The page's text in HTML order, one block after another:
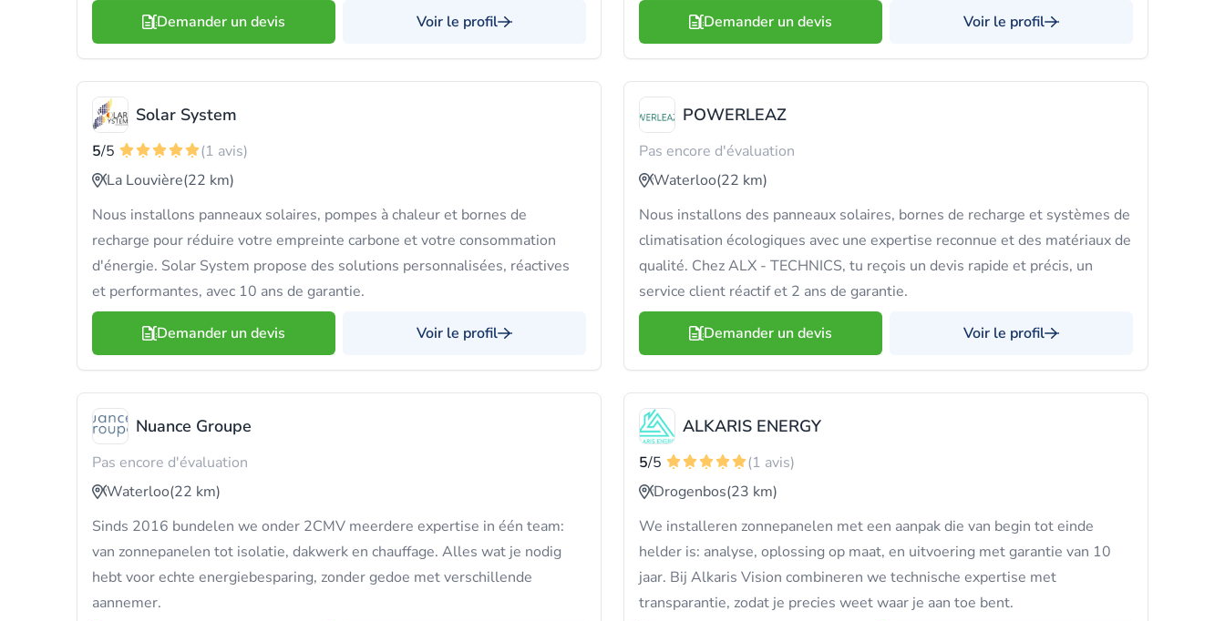
Demander un devis Voir le profil Demander un devis Voir le profil
Solar System
5/5
(1 avis)
La Louvière(22 km)
Nous installons panneaux solaires, pompes à chaleur et bornes de
recharge pour réduire votre empreinte carbone et votre consommation
d'énergie. Solar System propose des solutions personnalisées, réactives
et performantes, avec 10 ans de garantie.
Demander un devis Voir le profil
POWERLEAZ
Pas encore d'évaluation
Waterloo(22 km)
Nous installons des panneaux solaires, bornes de recharge et systèmes de
climatisation écologiques avec une expertise reconnue et des matériaux de
qualité. Chez ALX - TECHNICS, tu reçois un devis rapide et précis, un
service client réactif et 2 ans de garantie.
Demander un devis Voir le profil
Nuance Groupe
Pas encore d'évaluation
Waterloo(22 km)
Sinds 2016 bundelen we onder 2CMV meerdere expertise in één team:
van zonnepanelen tot isolatie, dakwerk en chauffage. Alles wat je nodig
hebt voor echte energiebesparing, zonder gedoe met verschillende
aannemer.
ALKARIS ENERGY
5/5
(1 avis)
Drogenbos(23 km)
We installeren zonnepanelen met een aanpak die van begin tot einde
helder is: analyse, oplossing op maat, en uitvoering met garantie van 10
jaar. Bij Alkaris Vision combineren we technische expertise met
transparantie, zodat je precies weet waar je aan toe bent.